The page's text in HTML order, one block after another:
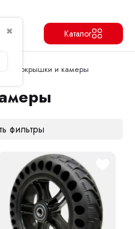
✖ Каталог
Покрышки и камеры
фильтры
Перейти в корзину